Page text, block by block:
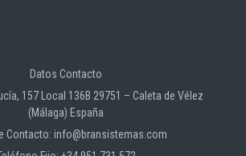
Datos Contacto
157 Local 136B 29751 – Caleta de Vélez
(Málaga) España
Contacto: info@bransistemas.com